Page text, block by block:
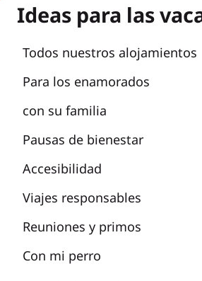
Ideas para las
Todos nuestros alojamientos
Para los enamorados
con su familia
Pausas de bienestar
Accesibilidad
Viajes responsables
Reuniones y primos
Con mi perro